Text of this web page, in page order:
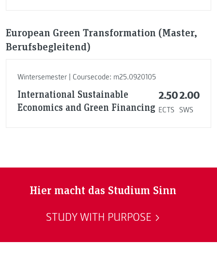
European Green Transformation (Master,
Berufsbegleitend)
Wintersemester | Coursecode: m25.0920105
International Sustainable
Economics and Green Financing
2.50
ECTS
2.00
SWS
Hier macht das Studium Sinn
STUDY WITH PURPOSE